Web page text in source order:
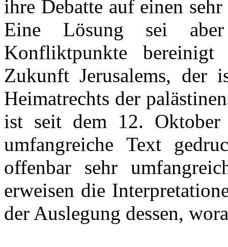
ihre Debatte auf einen
Eine Lösung sei
Konfliktpunkte
Zukunft Jerusalems, der
Heimatrechts der
ist seit dem 12.
umfangreiche Text
offenbar sehr
erweisen die
der Auslegung dessen,